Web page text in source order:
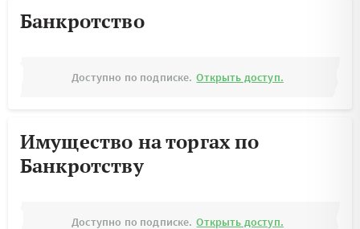
Банкротство
Доступно по подписке. Открыть доступ.
Имущество на торгах по
Банкротству
Доступно по подписке. Открыть доступ.